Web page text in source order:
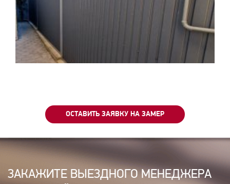
ОСТАВИТЬ ЗАЯВКУ НА ЗАМЕР
ЗАКАЖИТЕ ВЫЕЗДНОГО МЕНЕДЖЕРА